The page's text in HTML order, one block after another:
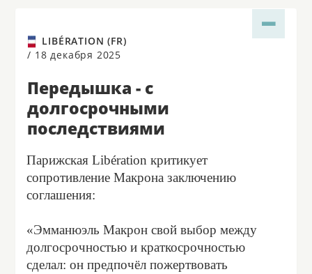
LIBÉRATION (FR)
/ 18 декабря 2025
Передышка - с
долгосрочными
последствиями
Парижская Libération критикует
сопротивление Макрона заключению
соглашения:
«Эмманюэль Макрон свой выбор между
долгосрочностью и краткосрочностью
сделал: он предпочёл пожертвовать